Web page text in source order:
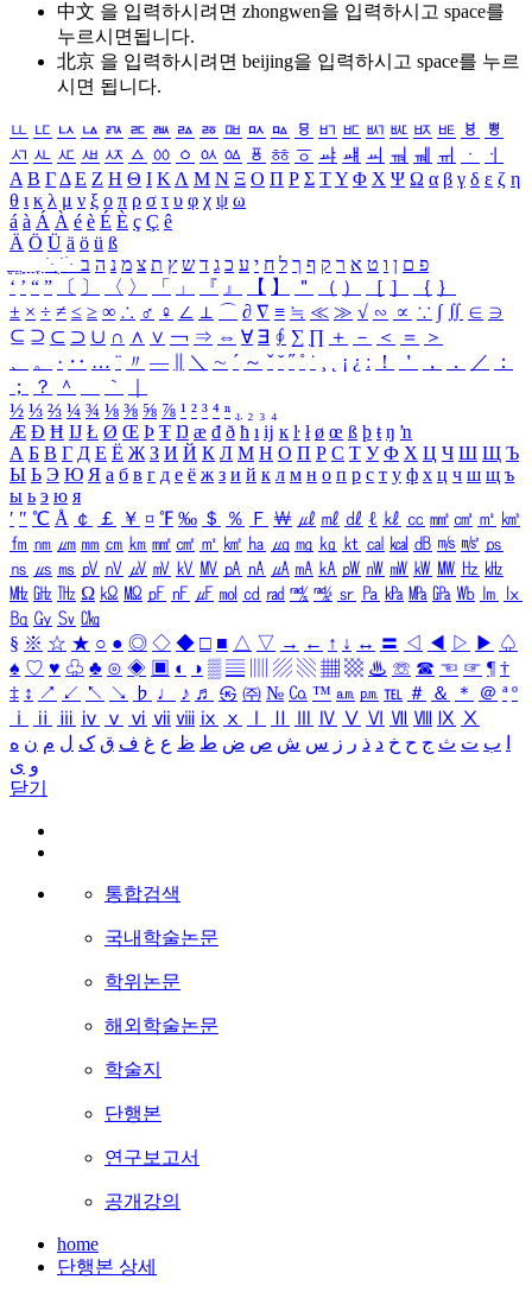
中文 을 입력하시려면 zhongwen을 입력하시고 space를
누르시면됩니다.
北京 을 입력하시려면 beijing을 입력하시고 space를 누르
시면 됩니다.
ㅥ ㅦ ㅧ ㅨ ㅩ ㅪ ㅫ ㅬ ㅭ ㅮ ㅯ ㅰ ㅱ ㅲ ㅳ ㅴ ㅵ ㅶ ㅷ ㅸ
ㅹ
ㅺ ㅻ ㅼ ㅽ ㅾ ㅿ ㆀ ㆁ ㆂ ㆃ ㆄ ㆅ ㆆ ㆇ ㆈ ㆉ ㆊ ㆋ ㆌ ㆍ
ㆎ
Α Β ΓΔ Ε Ζ Η Θ Ι ΚΛ Μ Ν Ξ Ο Π Ρ Σ ΤΥ Φ Χ Ψ Ω α β γ δ ε ζ η
θ ι κ λ μ ν ξ ο π ρ σ τ υ φ χ ψ ω
á à Á À é è É È ç Ç ê
Ä Ö Ü ä ö ü ß
ִֶֹ ֻּ ׁׂ פ ם ן ו ט א ר ק ף ך ל ח י ע כ ג ד ש ץ ת צ מ נ ה ב
‘ ’ “ ” 〔 〕 〈 〉 「 」 『 』 【 】 ＂ （ ） ［ ］ ｛ ｝
± × ÷ ≠ ≤ ≥ ∞ ∴ ♂ ♀ ∠ ⊥ ⌒ ∂ ∇ ≡ ≒ ≪ ≫ √ ∽ ∝ ∵ ∫ ∬ ∈ ∋
⊆ ⊇ ⊂ ⊃ ∪ ∩ ∧ ∨ ￢ ⇒ ⇔ ∀ ∃ ∮ ∑ ∏ ＋ － ＜ ＝
＞
、
。 · ‥ … ¨ 〃 ― ＼ ∼ ´ ～ ˇ ˘ ˝ ˚ ˙ ¸ ¡ ¿ ː ！ ＇ ， ． ／
：
；
？ ＾ ｀
½ ⅓ ⅔ ¼ ¾ ⅛ ⅜ ⅝ ⅞ ¹ ² ³ ⁴ ⁿ ₁ ₂ ₃ ₄
Æ Ð Ħ Ĳ Ł Ø Œ Þ Ŧ Ŋ æ đ ð ħ ı ĳ ĸ ŀ ł ø œ ß þ ŧ ŋ ŉ
А Б В Г Д Е Ё Ж З И Й К Л М Н О П Р С Т У Ф Х Ц Ч Ш Щ Ъ
Ы Ь Э Ю Я а б в г д е ё ж з и й к л м н о п р с т у ф х ц ч ш щ ъ
ы ь э ю я
′ ″ ℃ Å ￠ ￡ ￥ ¤ ℉ ‰ ＄ ％ Ｆ ￦ ㎕ ㎖ ㎗ ℓ ㎘ ㏄ ㎣ ㎤ ㎥ ㎦
㎙ ㎚ ㎛ ㎜ ㎝ ㎞ ㎟ ㎠ ㎡ ㎢ ㏊ ㎍ ㎎ ㎏ ㏏ ㎈ ㎉ ㏈ ㎧ ㎨ ㎰
㎱ ㎲ ㎳ ㎴ ㎵ ㎶ ㎷ ㎸ ㎹ ㎀ ㎁ ㎂ ㎃ ㎄ ㎺ ㎻ ㎽ ㎾ ㎿ ㎐ ㎑
㎒ ㎓ ㎔ Ω ㏀ ㏁ ㎊ ㎋ ㎌ ㏖ ㏅ ㎭ ㎮ ㎯ ㏛ ㎩ ㎪ ㎫ ㎬ ㏝ ㏐
㏓
㏃ ㏉ ㏜ ㏆
§ ※ ☆ ★ ○ ● ◎ ◇ ◆ □ ■ △ ▽ → ← ↑ ↓ ↔ 〓 ◁ ◀ ▷ ▶ ♤
♠ ♡ ♥ ♧ ♣ ⊙ ◈ ▣ ◐ ◑ ▒ ▤ ▨ ▧ ▦ ▩ ♨ ☏ ☎ ☜ ☞ ¶ †
‡ ↕ ↗ ↙ ↖ ↘ ♭ ♩ ♪ ♬ ㉿ ㈜ № ㏇ ™ ㏂ ㏘ ℡ ＃ ＆ ＊ ＠ ª º
ⅰ
ⅱ ⅲ ⅳ ⅴ ⅵ ⅶ ⅷ ⅸ ⅹ Ⅳ Ⅴ Ⅵ Ⅶ Ⅷ Ⅸ Ⅹ
ب ت ث ج ح خ د ذ ر ز س ش ص ض ط ظ ع غ ف ق ک ل م ن ه
و ی
닫기
통합검색
국내학술논문
학위논문
해외학술논문
학술지
단행본
연구보고서
공개강의
home
단행본 상세